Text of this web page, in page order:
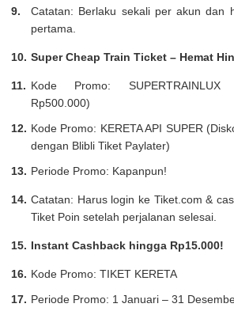
Catatan: Berlaku sekali per akun dan
pertama.
Super Cheap Train Ticket – Hemat
Kode Promo: SUPERTRAINLUX
Rp500.000)
Kode Promo: KERETA API SUPER
dengan Blibli Tiket Paylater)
Periode Promo: Kapanpun!
Catatan: Harus login ke Tiket.com &
Tiket Poin setelah perjalanan selesai.
Instant Cashback hingga Rp15.000!
Kode Promo: TIKET KERETA
Periode Promo: 1 Januari – 31